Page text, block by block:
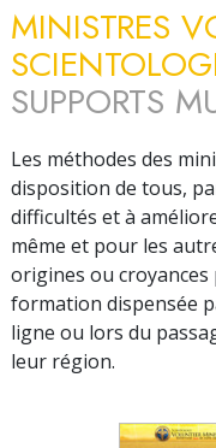
MINISTRES
SUPPORTS
Les méthodes des
disposition de tous,
difficultés et à
même et pour les
origines ou
formation dispensée
ligne ou lors du
leur région.